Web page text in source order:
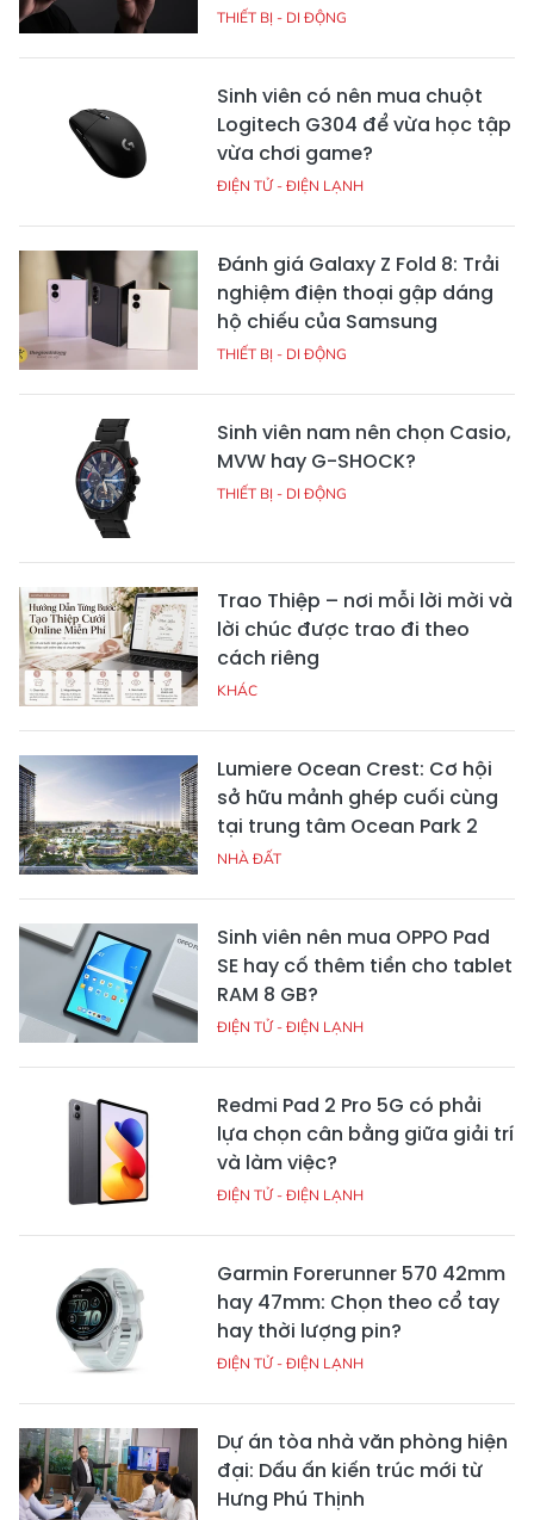
THIẾT BỊ - DI ĐỘNG
Sinh viên có nên mua chuột
Logitech G304 để vừa học tập
vừa chơi game?
ĐIỆN TỬ - ĐIỆN LẠNH
Đánh giá Galaxy Z Fold 8: Trải
nghiệm điện thoại gập dáng
hộ chiếu của Samsung
THIẾT BỊ - DI ĐỘNG
Sinh viên nam nên chọn Casio,
MVW hay G-SHOCK?
THIẾT BỊ - DI ĐỘNG
Trao Thiệp – nơi mỗi lời mời và
lời chúc được trao đi theo
cách riêng
KHÁC
Lumiere Ocean Crest: Cơ hội
sở hữu mảnh ghép cuối cùng
tại trung tâm Ocean Park 2
NHÀ ĐẤT
Sinh viên nên mua OPPO Pad
SE hay cố thêm tiền cho tablet
RAM 8 GB?
ĐIỆN TỬ - ĐIỆN LẠNH
Redmi Pad 2 Pro 5G có phải
lựa chọn cân bằng giữa giải trí
và làm việc?
ĐIỆN TỬ - ĐIỆN LẠNH
Garmin Forerunner 570 42mm
hay 47mm: Chọn theo cổ tay
hay thời lượng pin?
ĐIỆN TỬ - ĐIỆN LẠNH
Dự án tòa nhà văn phòng hiện
đại: Dấu ấn kiến trúc mới từ
Hưng Phú Thịnh